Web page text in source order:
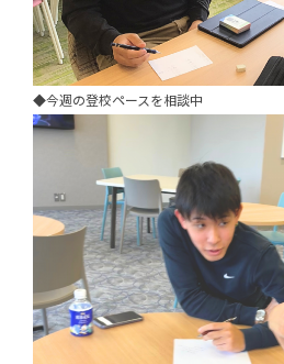
◆今週の登校ペースを相談中